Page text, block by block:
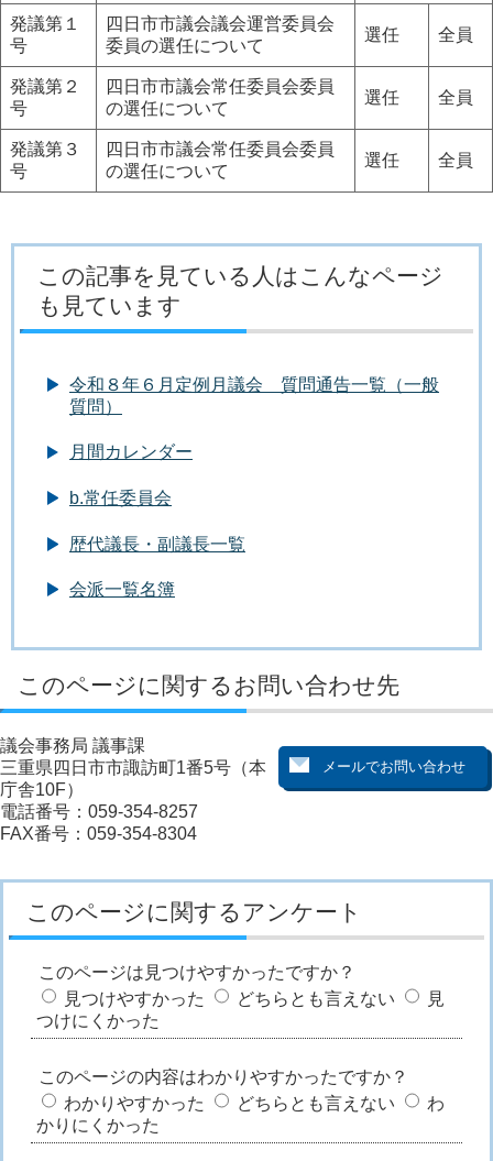
発議第１
号
四日市市議会議会運営委員会
委員の選任について
選任 全員
発議第２
号
四日市市議会常任委員会委員
の選任について
選任 全員
発議第３
号
四日市市議会常任委員会委員
の選任について
選任 全員
この記事を見ている人はこんなページ
も見ています
令和８年６月定例月議会 質問通告一覧（一般
質問）
月間カレンダー
b.常任委員会
歴代議長・副議長一覧
会派一覧名簿
このページに関するお問い合わせ先
議会事務局 議事課
三重県四日市市諏訪町1番5号（本
庁舎10F）
電話番号：059-354-8257
FAX番号：059-354-8304
このページに関するアンケート
このページは見つけやすかったですか？
見つけやすかった
どちらとも言えない
見
つけにくかった
このページの内容はわかりやすかったですか？
わかりやすかった
どちらとも言えない
わ
かりにくかった